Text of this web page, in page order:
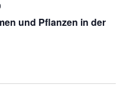
und Pflanzen in der